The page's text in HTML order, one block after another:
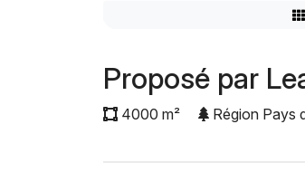
Proposé par
4000 m² Région Pays